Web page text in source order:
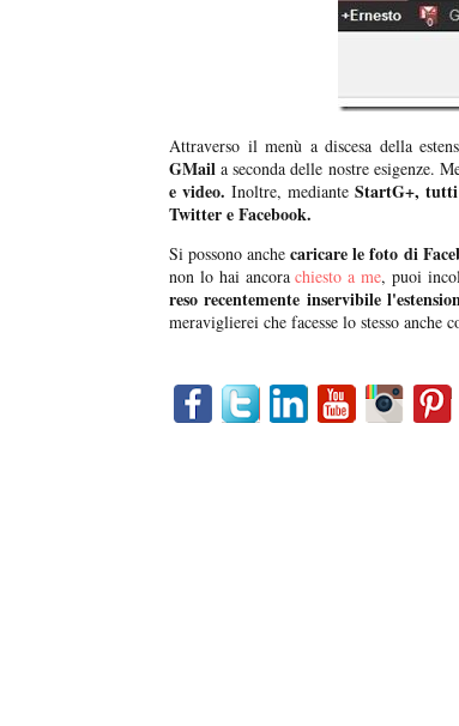
Attraverso il menù a discesa della
GMail a seconda delle nostre esigenze.
e video. Inoltre, mediante StartG+, tutti
Twitter e Facebook.
Si possono anchecaricare le foto di
non lo hai ancorachiesto a me, puoi
reso recentemente inservibile
meraviglierei che facesse lo stesso anche